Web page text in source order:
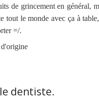
de grincement en général,
tout le monde avec ça à
=/.
dentiste.